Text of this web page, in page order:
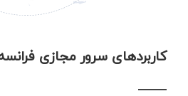
کاربردهای سرور مجازی